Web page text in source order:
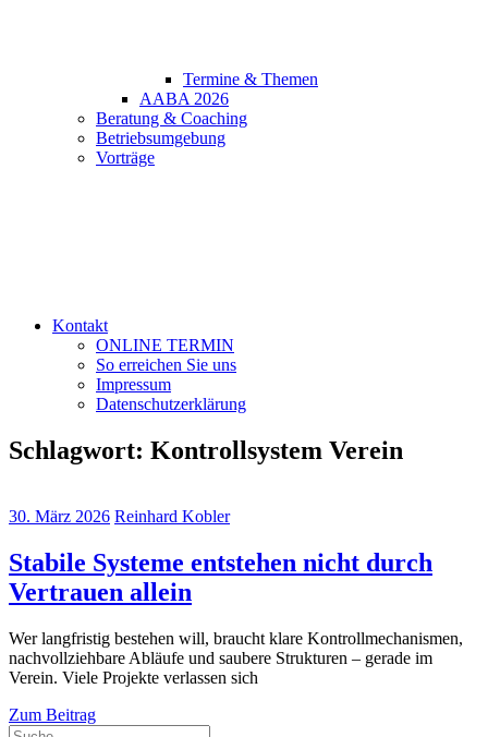
Termine & Themen
AABA 2026
Beratung & Coaching
Betriebsumgebung
Vorträge
Kontakt
ONLINE TERMIN
So erreichen Sie uns
Impressum
Datenschutzerklärung
Schlagwort: Kontrollsystem Verein
30. März 2026 Reinhard Kobler
Stabile Systeme entstehen nicht durch
Vertrauen allein
Wer langfristig bestehen will, braucht klare Kontrollmechanismen,
nachvollziehbare Abläufe und saubere Strukturen – gerade im
Verein. Viele Projekte verlassen sich
Zum Beitrag